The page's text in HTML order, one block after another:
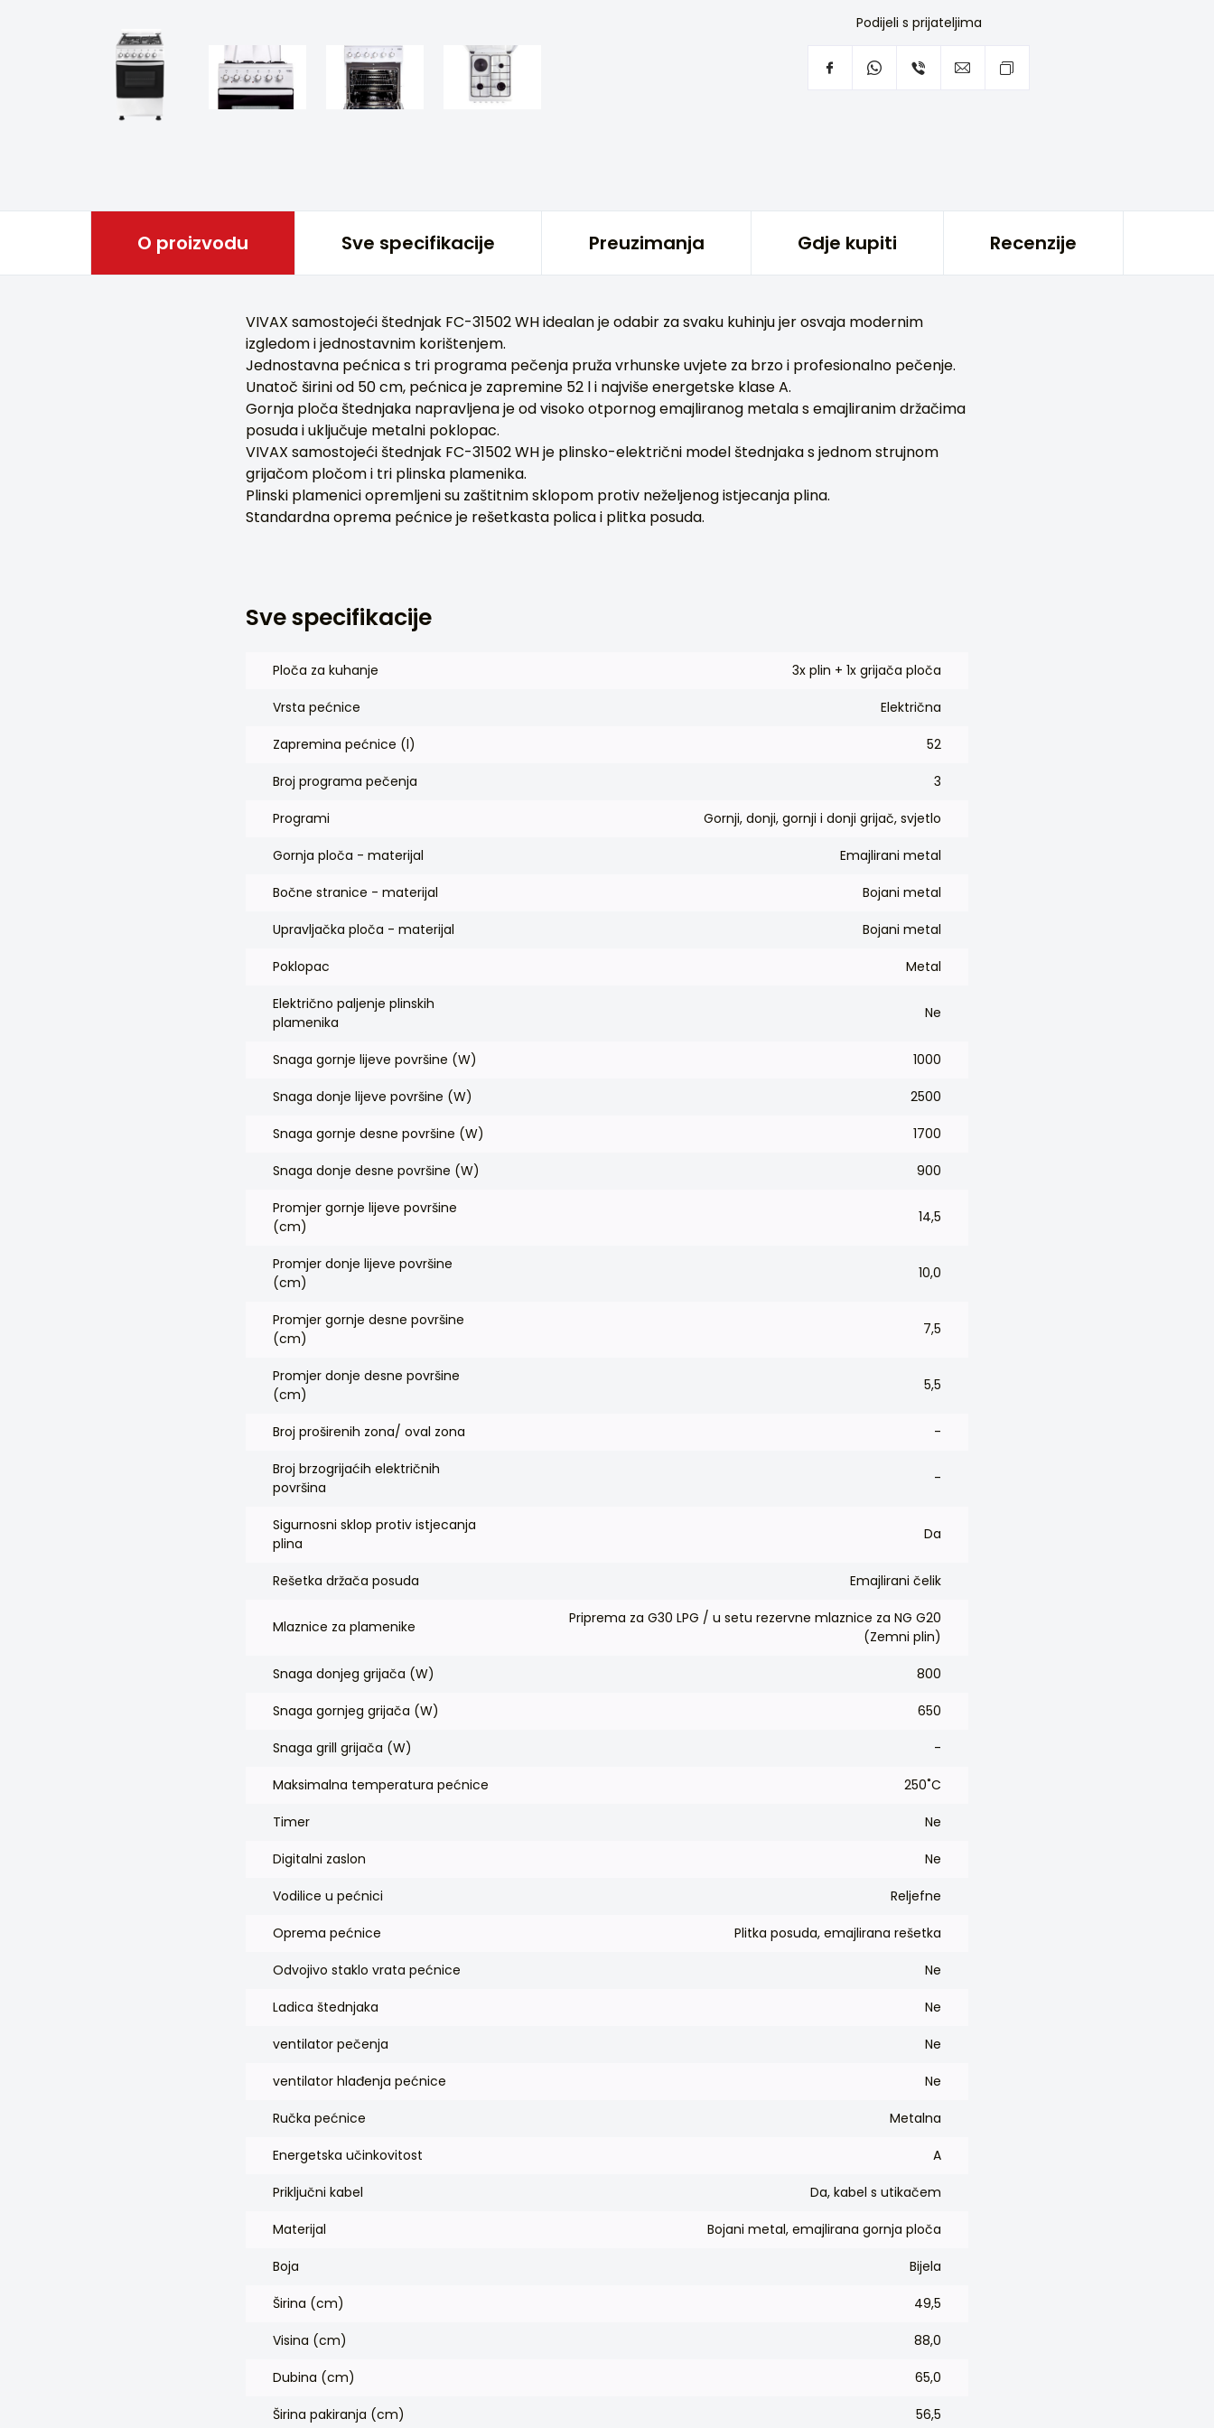
Podijeli s prijateljima
O proizvodu Sve specifikacije Preuzimanja Gdje kupiti Recenzije
VIVAX samostojeći štednjak FC-31502 WH idealan je odabir za svaku kuhinju jer osvaja modernim
izgledom i jednostavnim korištenjem.
Jednostavna pećnica s tri programa pečenja pruža vrhunske uvjete za brzo i profesionalno pečenje.
Unatoč širini od 50 cm, pećnica je zapremine 52 l i najviše energetske klase A.
Gornja ploča štednjaka napravljena je od visoko otpornog emajliranog metala s emajliranim držačima
posuda i uključuje metalni poklopac.
VIVAX samostojeći štednjak FC-31502 WH je plinsko-električni model štednjaka s jednom strujnom
grijačom pločom i tri plinska plamenika.
Plinski plamenici opremljeni su zaštitnim sklopom protiv neželjenog istjecanja plina.
Standardna oprema pećnice je rešetkasta polica i plitka posuda.
Sve specifikacije
Ploča za kuhanje 3x plin + 1x grijača ploča
Vrsta pećnice Električna
Zapremina pećnice (l) 52
Broj programa pečenja 3
Programi Gornji, donji, gornji i donji grijač, svjetlo
Gornja ploča - materijal Emajlirani metal
Bočne stranice - materijal Bojani metal
Upravljačka ploča - materijal Bojani metal
Poklopac Metal
Električno paljenje plinskih
plamenika
Ne
Snaga gornje lijeve površine (W) 1000
Snaga donje lijeve površine (W) 2500
Snaga gornje desne površine (W) 1700
Snaga donje desne površine (W) 900
Promjer gornje lijeve površine
(cm)
14,5
Promjer donje lijeve površine
(cm)
10,0
Promjer gornje desne površine
(cm)
7,5
Promjer donje desne površine
(cm)
5,5
Broj proširenih zona/ oval zona -
Broj brzogrijaćih električnih
površina
-
Sigurnosni sklop protiv istjecanja
plina
Da
Rešetka držača posuda Emajlirani čelik
Mlaznice za plamenike
Priprema za G30 LPG / u setu rezervne mlaznice za NG G20
(Zemni plin)
Snaga donjeg grijača (W) 800
Snaga gornjeg grijača (W) 650
Snaga grill grijača (W) -
Maksimalna temperatura pećnice 250˚C
Timer Ne
Digitalni zaslon Ne
Vodilice u pećnici Reljefne
Oprema pećnice Plitka posuda, emajlirana rešetka
Odvojivo staklo vrata pećnice Ne
Ladica štednjaka Ne
ventilator pečenja Ne
ventilator hlađenja pećnice Ne
Ručka pećnice Metalna
Energetska učinkovitost A
Priključni kabel Da, kabel s utikačem
Materijal Bojani metal, emajlirana gornja ploča
Boja Bijela
Širina (cm) 49,5
Visina (cm) 88,0
Dubina (cm) 65,0
Širina pakiranja (cm) 56,5